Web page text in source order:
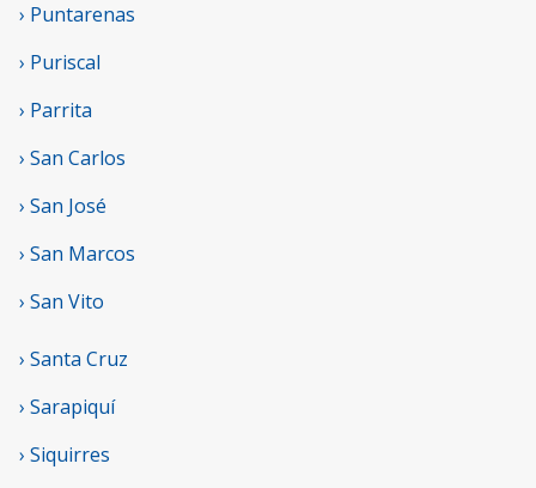
› Puntarenas
› Puriscal
› Parrita
› San Carlos
› San José
› San Marcos
› San Vito
› Santa Cruz
› Sarapiquí
› Siquirres